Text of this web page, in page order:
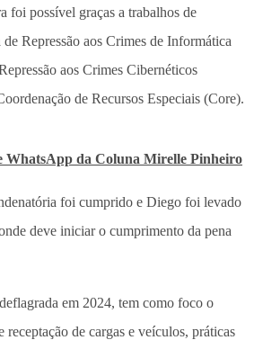
foi possível graças a trabalhos de
Repressão aos Crimes de Informática
aos Crimes Cibernéticos
de Recursos Especiais (Core).
WhatsApp da Coluna Mirelle Pinheiro
foi cumprido e Diego foi levado
deve iniciar o cumprimento da pena
em 2024, tem como foco o
de cargas e veículos, práticas